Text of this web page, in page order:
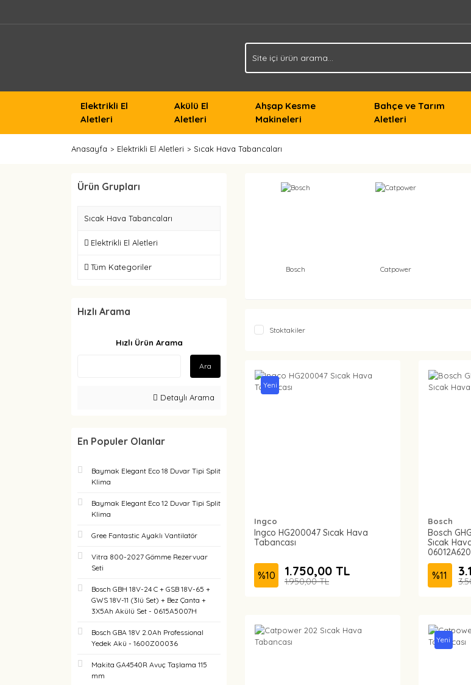
Elektrikli El
Aletleri
Akülü El
Aletleri
Ahşap Kesme
Makineleri
Bahçe ve Tarım
Aletleri
Anasayfa Elektrikli El Aletleri Sıcak Hava Tabancaları
Ürün Grupları
Sıcak Hava Tabancaları
Elektrikli El Aletleri
Tüm Kategoriler
Hızlı Arama
Hızlı Ürün Arama
Ara
Detaylı Arama
En Populer Olanlar
Baymak Elegant Eco 18 Duvar Tipi Split
Klima
Baymak Elegant Eco 12 Duvar Tipi Split
Klima
Gree Fantastic Ayaklı Vantilatör
Vitra 800-2027 Gömme Rezervuar
Seti
Bosch GBH 18V-24 C + GSB 18V-65 +
GWS 18V-11 (3lü Set) + Bez Çanta +
3X5Ah Akülü Set - 0615A5007H
Bosch GBA 18V 2.0Ah Professional
Yedek Akü - 1600Z00036
Makita GA4540R Avuç Taşlama 115
mm
Bosch Catpower
Stoktakiler
Yeni
Ingco
Ingco HG200047 Sıcak Hava
Tabancası
%10 1.750,00 TL
1.950,00 TL
Bosch
Bosch
Sıcak
%11
Yeni